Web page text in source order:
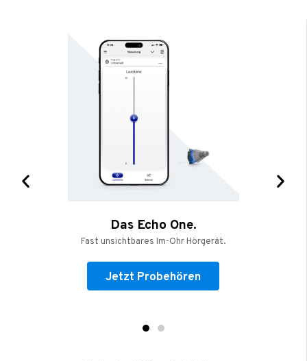
Das Echo One.
Fast unsichtbares Im-Ohr Hörgerät.
Jetzt Probehören